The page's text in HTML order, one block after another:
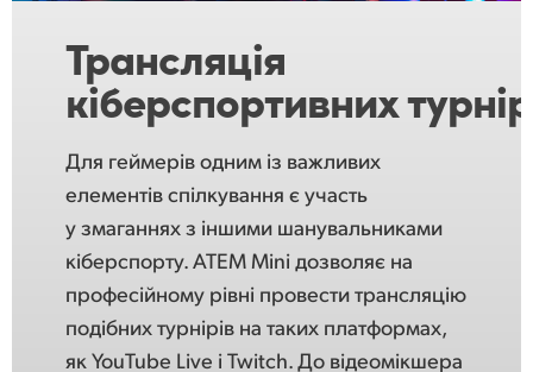
Трансляція
кіберспортивних
Для геймерів одним із важливих
елементів спілкування є участь
у змаганнях з іншими шанувальниками
кіберспорту. ATEM Mini дозволяє на
професійному рівні провести трансляцію
подібних турнірів на таких платформах,
як YouTube Live і Twitch. До відеомікшера